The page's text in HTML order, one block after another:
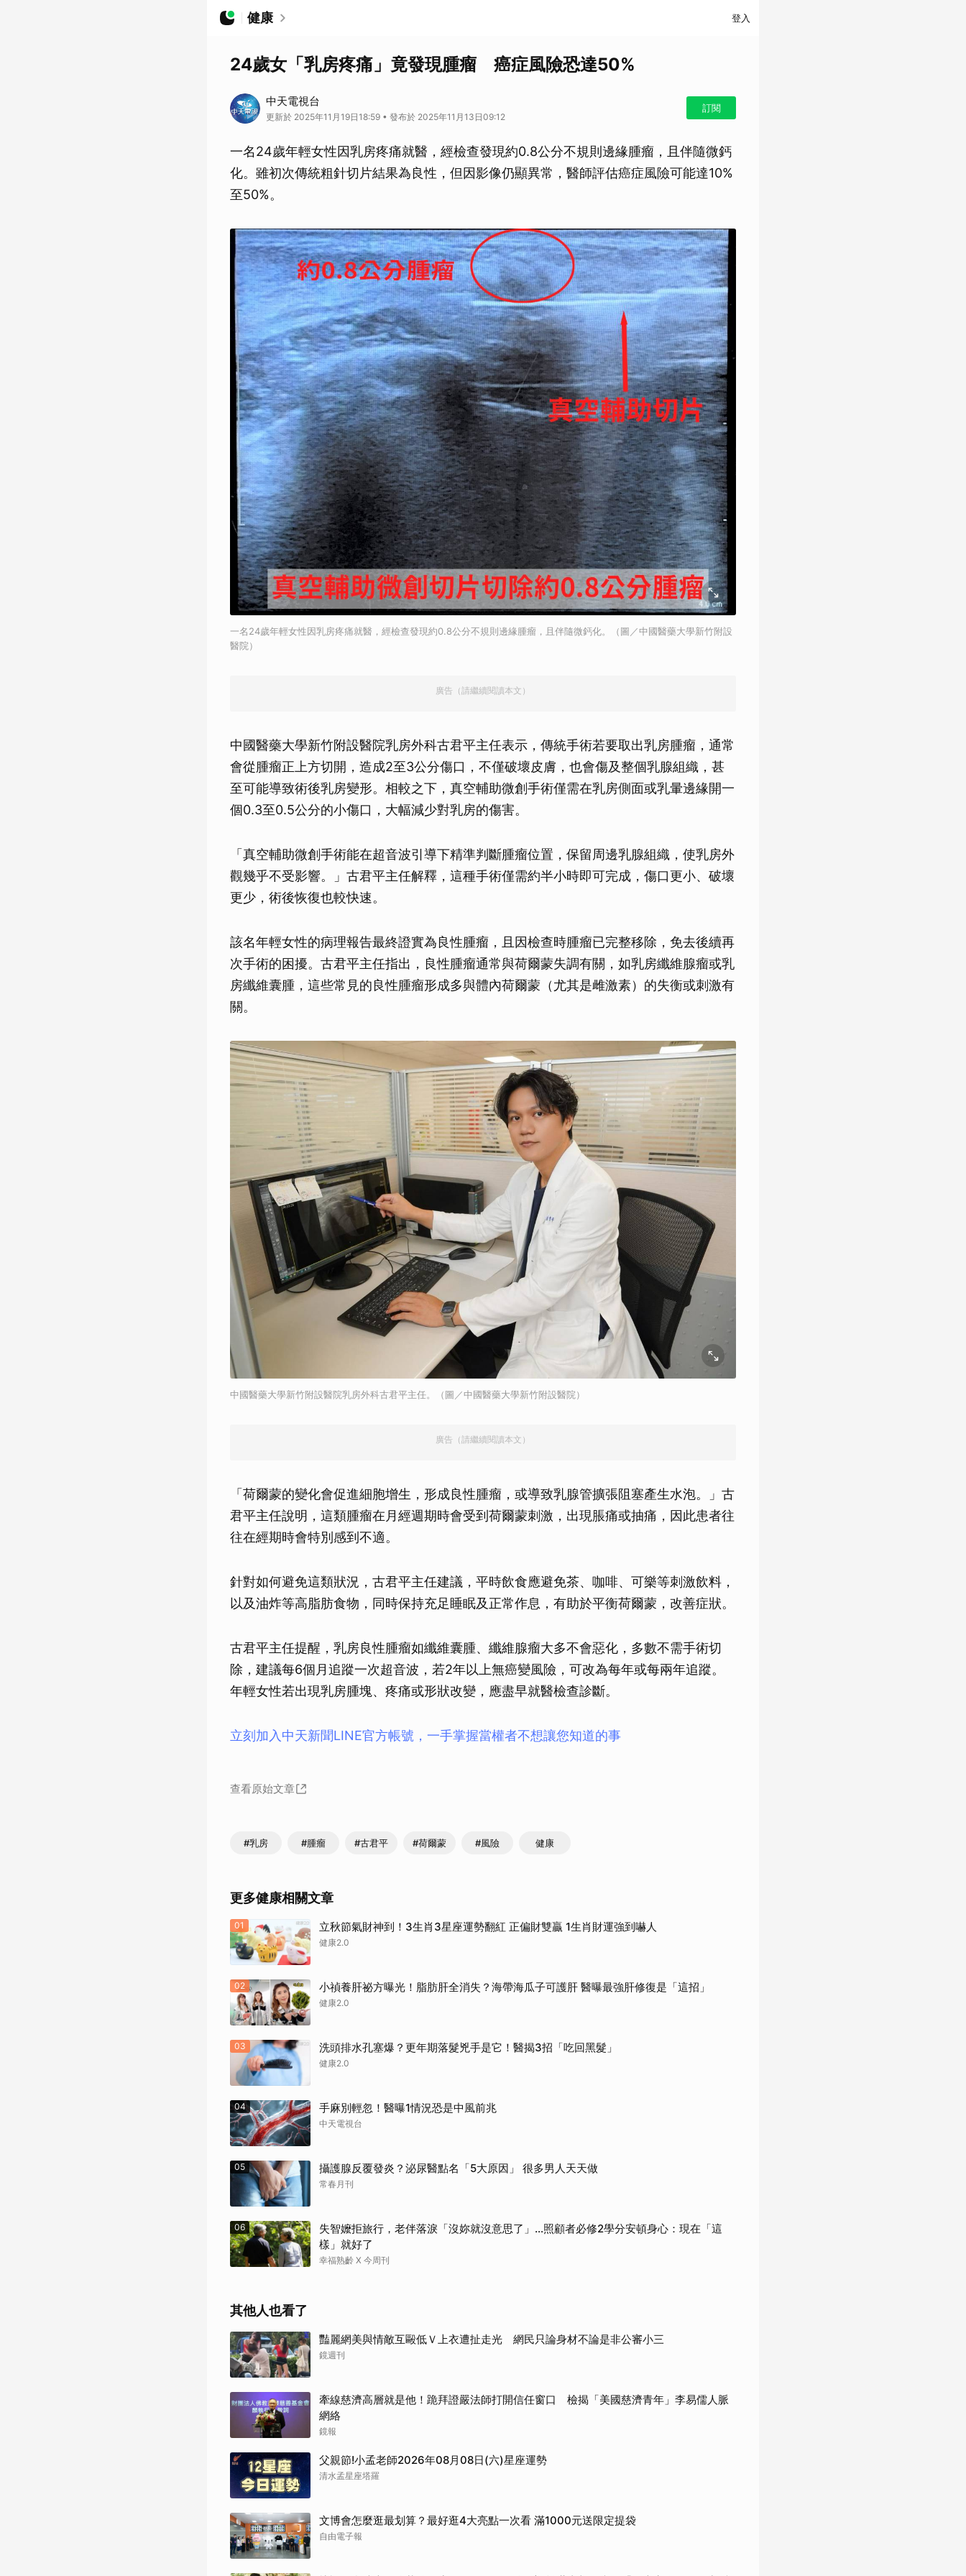
健康 登入
24歲女「乳房疼痛」竟發現腫瘤 癌症風險恐達50%
中天電視台
更新於 2025年11月19日18:59 • 發布於 2025年11月13日09:12
訂閱
一名24歲年輕女性因乳房疼痛就醫，經檢查發現約0.8公分不規則邊緣腫瘤，且伴隨微鈣
化。雖初次傳統粗針切片結果為良性，但因影像仍顯異常，醫師評估癌症風險可能達10%
至50%。
一名24歲年輕女性因乳房疼痛就醫，經檢查發現約0.8公分不規則邊緣腫瘤，且伴隨微鈣化。（圖／中國醫藥大學新竹附設
醫院）
廣告（請繼續閱讀本文）
中國醫藥大學新竹附設醫院乳房外科古君平主任表示，傳統手術若要取出乳房腫瘤，通常
會從腫瘤正上方切開，造成2至3公分傷口，不僅破壞皮膚，也會傷及整個乳腺組織，甚
至可能導致術後乳房變形。相較之下，真空輔助微創手術僅需在乳房側面或乳暈邊緣開一
個0.3至0.5公分的小傷口，大幅減少對乳房的傷害。
「真空輔助微創手術能在超音波引導下精準判斷腫瘤位置，保留周邊乳腺組織，使乳房外
觀幾乎不受影響。」古君平主任解釋，這種手術僅需約半小時即可完成，傷口更小、破壞
更少，術後恢復也較快速。
該名年輕女性的病理報告最終證實為良性腫瘤，且因檢查時腫瘤已完整移除，免去後續再
次手術的困擾。古君平主任指出，良性腫瘤通常與荷爾蒙失調有關，如乳房纖維腺瘤或乳
房纖維囊腫，這些常見的良性腫瘤形成多與體內荷爾蒙（尤其是雌激素）的失衡或刺激有
關。
中國醫藥大學新竹附設醫院乳房外科古君平主任。（圖／中國醫藥大學新竹附設醫院）
廣告（請繼續閱讀本文）
「荷爾蒙的變化會促進細胞增生，形成良性腫瘤，或導致乳腺管擴張阻塞產生水泡。」古
君平主任說明，這類腫瘤在月經週期時會受到荷爾蒙刺激，出現脹痛或抽痛，因此患者往
往在經期時會特別感到不適。
針對如何避免這類狀況，古君平主任建議，平時飲食應避免茶、咖啡、可樂等刺激飲料，
以及油炸等高脂肪食物，同時保持充足睡眠及正常作息，有助於平衡荷爾蒙，改善症狀。
古君平主任提醒，乳房良性腫瘤如纖維囊腫、纖維腺瘤大多不會惡化，多數不需手術切
除，建議每6個月追蹤一次超音波，若2年以上無癌變風險，可改為每年或每兩年追蹤。
年輕女性若出現乳房腫塊、疼痛或形狀改變，應盡早就醫檢查診斷。
立刻加入中天新聞LINE官方帳號，一手掌握當權者不想讓您知道的事
查看原始文章
#乳房 #腫瘤 #古君平 #荷爾蒙 #風險 健康
更多健康相關文章
01 立秋節氣財神到！3生肖3星座運勢翻紅 正偏財雙贏 1生肖財運強到嚇人
健康2.0
02 小禎養肝祕方曝光！脂肪肝全消失？海帶海瓜子可護肝 醫曝最強肝修復是「這招」
健康2.0
03 洗頭排水孔塞爆？更年期落髮兇手是它！醫揭3招「吃回黑髮」
健康2.0
04 手麻別輕忽！醫曝1情況恐是中風前兆
中天電視台
05 攝護腺反覆發炎？泌尿醫點名「5大原因」 很多男人天天做
常春月刊
06
失智嬤拒旅行，老伴落淚「沒妳就沒意思了」…照顧者必修2學分安頓身心：現在「這
樣」就好了
幸福熟齡 X 今周刊
其他人也看了
豔麗網美與情敵互毆低Ｖ上衣遭扯走光 網民只論身材不論是非公審小三
鏡週刊
牽線慈濟高層就是他！跪拜證嚴法師打開信任窗口 檢揭「美國慈濟青年」李易儒人脈
網絡
鏡報
父親節!小孟老師2026年08月08日(六)星座運勢
清水孟星座塔羅
文博會怎麼逛最划算？最好逛4大亮點一次看 滿1000元送限定提袋
自由電子報